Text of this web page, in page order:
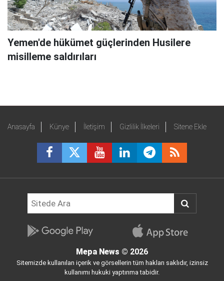
Yemen'de hükümet güçlerinden Husilere
misilleme saldırıları
Anasayfa Künye İletişim Gizlilik İlkeleri Sitene Ekle
Mepa News © 2026
Sitemizde kullanılan içerik ve görsellerin tüm hakları saklıdır, izinsiz
kullanımı hukuki yaptırıma tabidir.